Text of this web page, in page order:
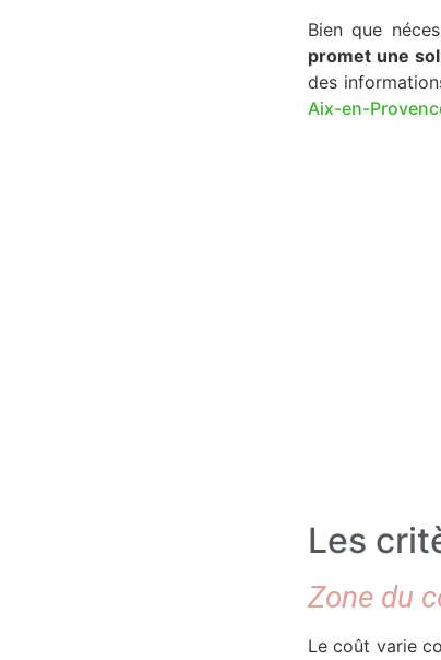
Bien que
promet une
des
Aix-en-
Les
Zone du
Le coût varie